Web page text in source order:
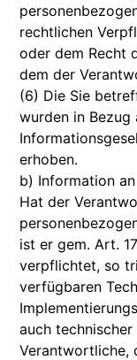
rechtlichen
oder dem Recht
dem der
(6) Die Sie
wurden in
erhoben.
b) Information
Hat der
ist er gem. Art.
verpflichtet, so
verfügbaren
auch
Verantwortliche,